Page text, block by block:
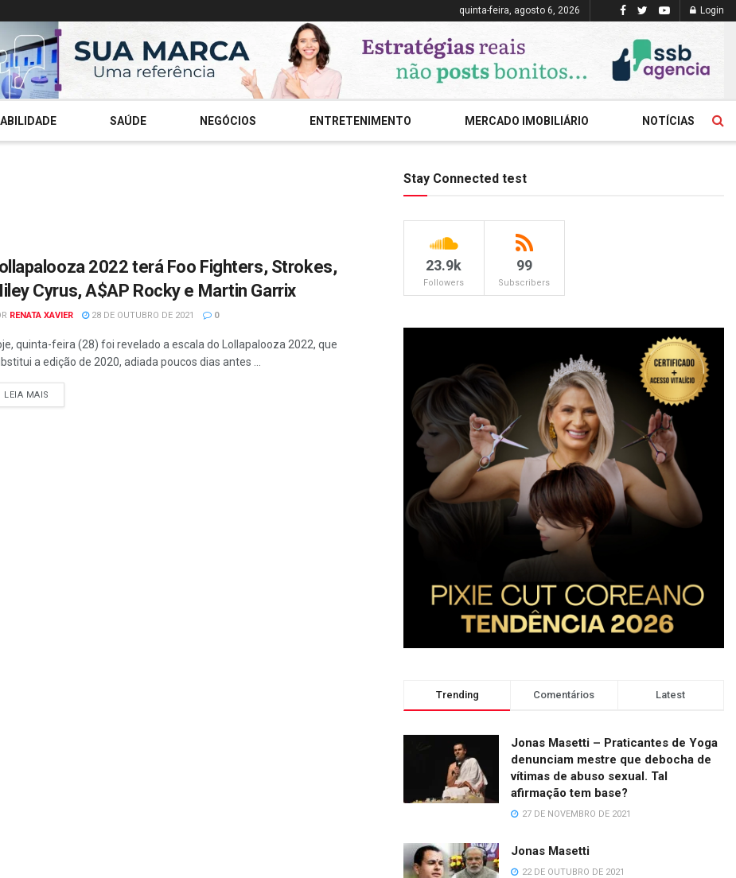
quinta-feira, agosto 6, 2026 Login
SAÚDE NEGÓCIOS ENTRETENIMENTO MERCADO IMOBILIÁRIO NOTÍCIAS
2022 terá Foo Fighters, Strokes,
Cyrus, A$AP Rocky e Martin Garrix
RENATA XAVIER 28 DE OUTUBRO DE 2021 0
quinta-feira (28) foi revelado a escala do Lollapalooza 2022, que
a edição de 2020, adiada poucos dias antes ...
LEIA MAIS
Stay Connected test
23.9k
Followers
99
Subscribers
Trending Comentários Latest
Jonas Masetti – Praticantes de Yoga
denunciam mestre que debocha de
vítimas de abuso sexual. Tal
afirmação tem base?
27 DE NOVEMBRO DE 2021
Jonas Masetti
22 DE OUTUBRO DE 2021